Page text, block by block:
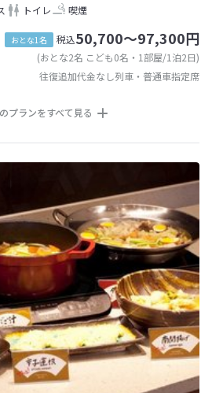
トイレ 喫煙
おとな1名 税込50,700～97,300円
(おとな2名 こども0名・1部屋/1泊2日)
往復追加代金なし列車・普通車指定席
プランをすべて見る